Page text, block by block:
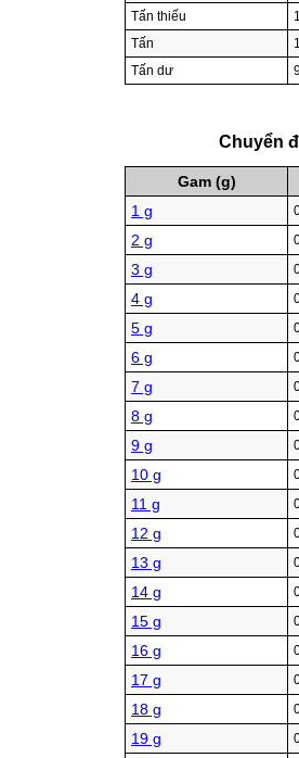
Tấn thiếu
Tấn
Tấn dư
Chuyển
Gam (g)
1 g
2 g
3 g
4 g
5 g
6 g
7 g
8 g
9 g
10 g
11 g
12 g
13 g
14 g
15 g
16 g
17 g
18 g
19 g